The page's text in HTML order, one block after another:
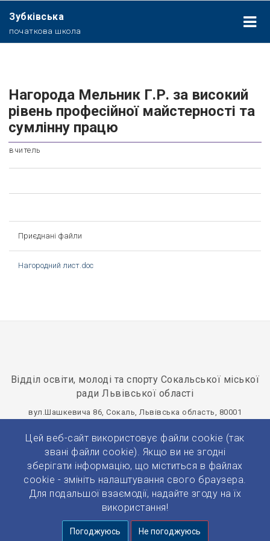
Цей веб-сайт використовує файли cookie (так
звані файли cookie). Якщо ви не згодні
зберігати інформацію, що міститься в файлах
cookie - змініть налаштування свого браузера.
Для подальшої взаємодії, надайте згоду на їх
використання!
Погоджуюсь Не погоджуюсь
Зубківська
початкова школа
Нагорода Мельник Г.Р. за високий
рівень професійної майстерності та
сумлінну працю
вчитель
Приєднані файли
Нагородний лист.doc
Відділ освіти, молоді та спорту Сокальської міської
ради Львівської області
вул.Шашкевича 86, Сокаль, Львівська область, 80001
Панель управління
© 2026 Усі права захищено.
Розробка та підтримка:
Prytulko